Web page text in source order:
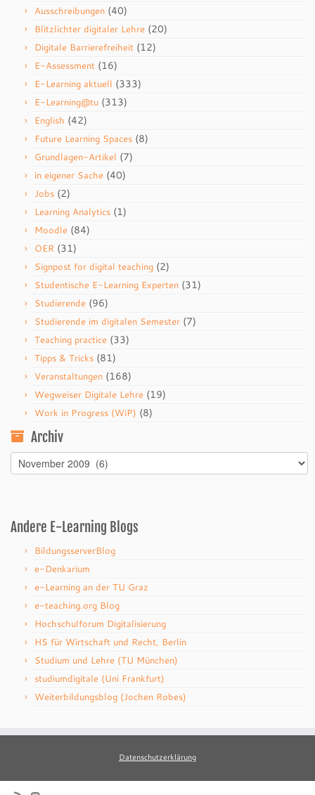
Ausschreibungen (40)
Blitzlichter digitaler Lehre (20)
Digitale Barrierefreiheit (12)
E-Assessment (16)
E-Learning aktuell (333)
E-Learning@tu (313)
English (42)
Future Learning Spaces (8)
Grundlagen-Artikel (7)
in eigener Sache (40)
Jobs (2)
Learning Analytics (1)
Moodle (84)
OER (31)
Signpost for digital teaching (2)
Studentische E-Learning Experten (31)
Studierende (96)
Studierende im digitalen Semester (7)
Teaching practice (33)
Tipps & Tricks (81)
Veranstaltungen (168)
Wegweiser Digitale Lehre (19)
Work in Progress (WiP) (8)
Archiv
Archiv
Andere E-Learning Blogs
BildungsserverBlog
e-Denkarium
e-Learning an der TU Graz
e-teaching.org Blog
Hochschulforum Digitalisierung
HS für Wirtschaft und Recht, Berlin
Studium und Lehre (TU München)
studiumdigitale (Uni Frankfurt)
Weiterbildungsblog (Jochen Robes)
Datenschutzerklärung